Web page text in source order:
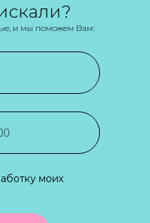
моих
и мы поможем Вам: